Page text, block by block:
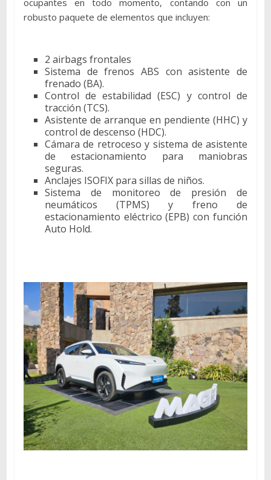
ocupantes en todo momento, contando con un
robusto paquete de elementos que incluyen:
2 airbags frontales
Sistema de frenos ABS con asistente de
frenado (BA).
Control de estabilidad (ESC) y control de
tracción (TCS).
Asistente de arranque en pendiente (HHC) y
control de descenso (HDC).
Cámara de retroceso y sistema de asistente
de estacionamiento para maniobras
seguras.
Anclajes ISOFIX para sillas de niños.
Sistema de monitoreo de presión de
neumáticos (TPMS) y freno de
estacionamiento eléctrico (EPB) con función
Auto Hold.